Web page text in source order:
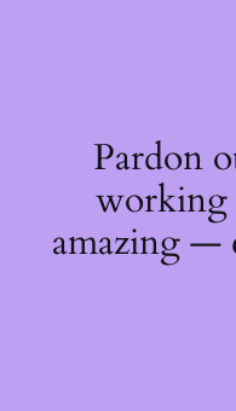
Pardon
working
amazing —